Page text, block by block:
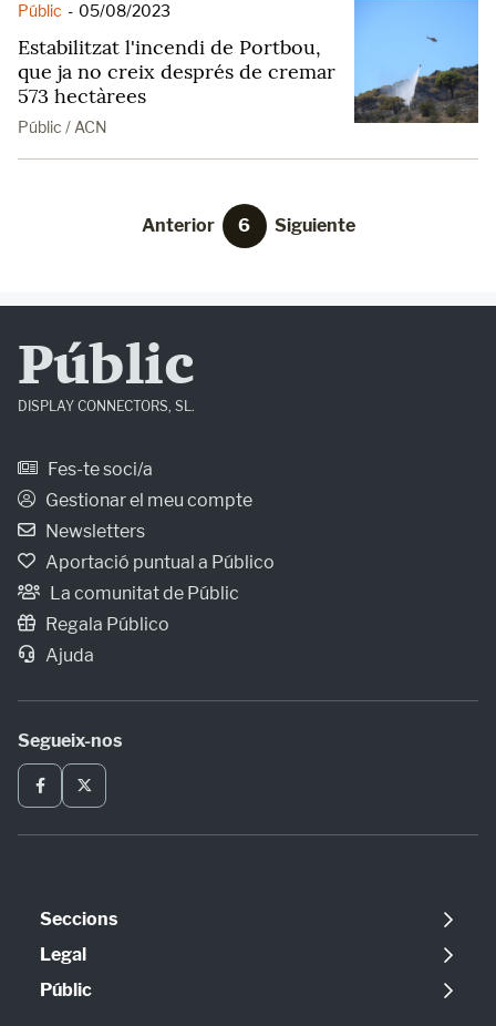
Públic - 05/08/2023
Estabilitzat l'incendi de Portbou,
que ja no creix després de cremar
573 hectàrees
Públic / ACN
Anterior 6 Siguiente
Públic
DISPLAY CONNECTORS, SL.
Fes-te soci/a
Gestionar el meu compte
Newsletters
Aportació puntual a Público
La comunitat de Públic
Regala Público
Ajuda
Segueix-nos
Seccions
Política
Opinió
Legal
Avís legal
Públic